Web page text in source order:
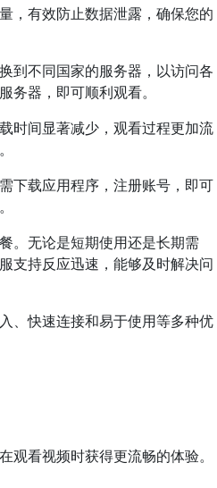
，有效防止数据泄露，确保您的
到不同国家的服务器，以访问各
器，即可顺利观看。
时间显著减少，观看过程更加流
下载应用程序，注册账号，即可
。无论是短期使用还是长期需
支持反应迅速，能够及时解决问
、快速连接和易于使用等多种优
看视频时获得更流畅的体验。